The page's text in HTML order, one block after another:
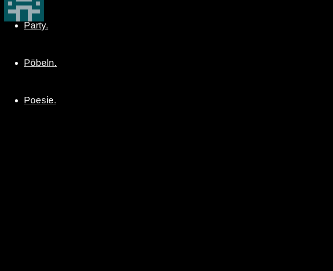
Party.
Pöbeln.
Poesie.